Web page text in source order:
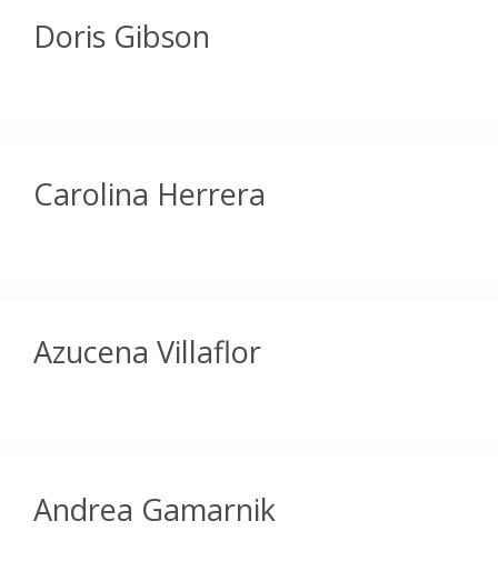
Doris Gibson
Carolina Herrera
Azucena Villaflor
Andrea Gamarnik